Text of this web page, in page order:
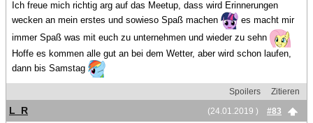
Ich freue mich richtig arg auf das Meetup, dass wird Erinnerungen
wecken an mein erstes und sowieso Spaß machen
es macht mir
immer Spaß was mit euch zu unternehmen und wieder zu sehn
Hoffe es kommen alle gut an bei dem Wetter, aber wird schon laufen,
dann bis Samstag
Spoilers
Zitieren
(24.01.2019 )
#83
L_R